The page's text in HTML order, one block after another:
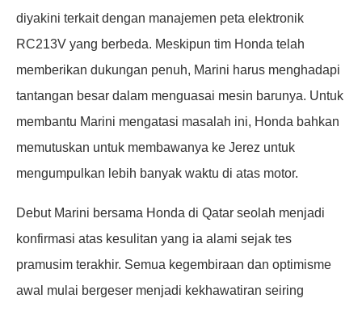
diyakini terkait dengan manajemen peta elektronik
RC213V yang berbeda. Meskipun tim Honda telah
memberikan dukungan penuh, Marini harus menghadapi
tantangan besar dalam menguasai mesin barunya. Untuk
membantu Marini mengatasi masalah ini, Honda bahkan
memutuskan untuk membawanya ke Jerez untuk
mengumpulkan lebih banyak waktu di atas motor.
Debut Marini bersama Honda di Qatar seolah menjadi
konfirmasi atas kesulitan yang ia alami sejak tes
pramusim terakhir. Semua kegembiraan dan optimisme
awal mulai bergeser menjadi kekhawatiran seiring